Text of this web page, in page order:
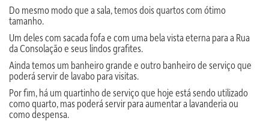
Do mesmo modo que a sala, temos dois quartos com ótimo
tamanho.
Um deles com sacada fofa e com uma bela vista eterna para a Rua
da Consolação e seus lindos grafites.
Ainda temos um banheiro grande e outro banheiro de serviço que
poderá servir de lavabo para visitas.
Por fim, há um quartinho de serviço que hoje está sendo utilizado
como quarto, mas poderá servir para aumentar a lavanderia ou
como despensa.